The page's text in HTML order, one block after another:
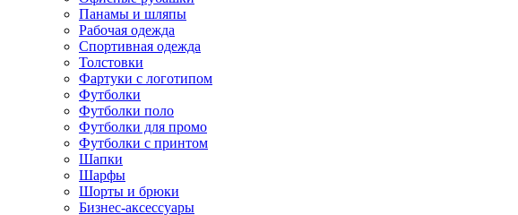
Панамы и шляпы
Рабочая одежда
Спортивная одежда
Толстовки
Фартуки с логотипом
Футболки
Футболки поло
Футболки для промо
Футболки с принтом
Шапки
Шарфы
Шорты и брюки
Бизнес-аксессуары